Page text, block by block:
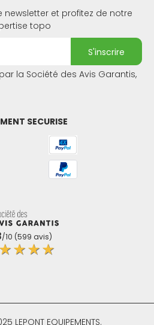
SECURISE
/10 (599 avis)
newsletter et profitez de notre
topo
s'inscrire
la Société des Avis Garantis,
LEPONT EQUIPEMENTS.